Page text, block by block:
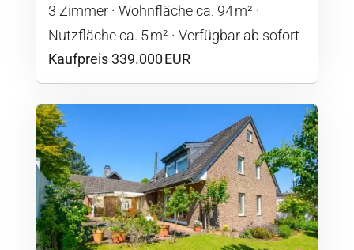
3 Zimmer
Wohnfläche ca. 94 m²
Nutzfläche ca. 5 m²
Verfügbar ab sofort
Kaufpreis 339.000 EUR